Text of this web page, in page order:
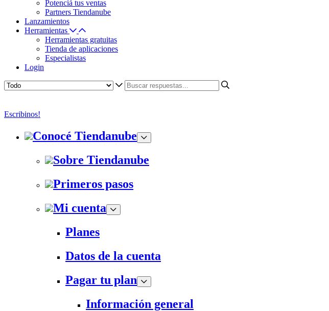
Potenciá tus ventas
Partners Tiendanube
Lanzamientos
Herramientas
Herramientas gratuitas
Tienda de aplicaciones
Especialistas
Login
Escribinos!
Conocé Tiendanube
Sobre Tiendanube
Primeros pasos
Mi cuenta
Planes
Datos de la cuenta
Pagar tu plan
Información general